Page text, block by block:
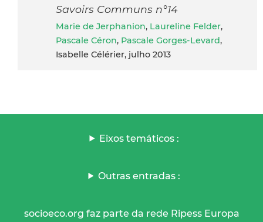
Savoirs Communs n°14
Marie de Jerphanion, Laureline Felder,
Pascale Céron, Pascale Gorges-Levard,
Isabelle Célérier, julho 2013
Eixos temáticos :
Outras entradas :
socioeco.org faz parte da rede Ripess Europa